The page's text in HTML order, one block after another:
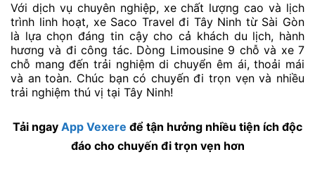
Với dịch vụ chuyên nghiệp, xe chất lượng cao và lịch
trình linh hoạt, xe Saco Travel đi Tây Ninh từ Sài Gòn
là lựa chọn đáng tin cậy cho cả khách du lịch, hành
hương và đi công tác. Dòng Limousine 9 chỗ và xe 7
chỗ mang đến trải nghiệm di chuyển êm ái, thoải mái
và an toàn. Chúc bạn có chuyến đi trọn vẹn và nhiều
trải nghiệm thú vị tại Tây Ninh!
Tải ngay App Vexere để tận hưởng nhiều tiện ích độc
đáo cho chuyến đi trọn vẹn hơn